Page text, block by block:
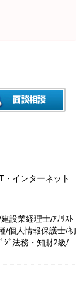
インターネット
設業経理士/ｱﾅﾘｽﾄ
/個人情報保護士/初
ｼﾞ法務・知財2級/